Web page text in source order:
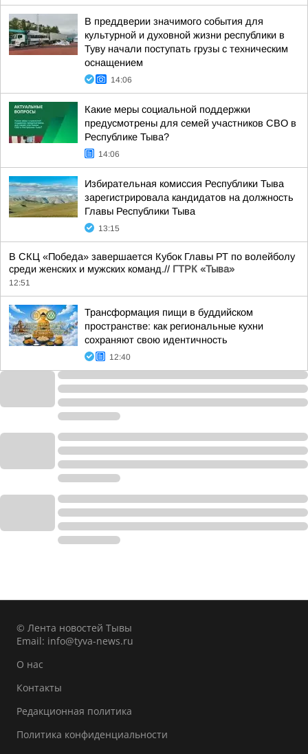
В преддверии значимого события для
культурной и духовной жизни республики в
Туву начали поступать грузы с техническим
оснащением
14:06
Какие меры социальной поддержки
предусмотрены для семей участников СВО в
Республике Тыва?
14:06
Избирательная комиссия Республики Тыва
зарегистрировала кандидатов на должность
Главы Республики Тыва
13:15
В СКЦ «Победа» завершается Кубок Главы РТ по волейболу
среди женских и мужских команд.// ГТРК «Тыва»
12:51
Трансформация пищи в буддийском
пространстве: как региональные кухни
сохраняют свою идентичность
12:40
© Лента новостей Тывы
Email: info@tyva-news.ru
О нас
Контакты
Редакционная политика
Политика конфиденциальности